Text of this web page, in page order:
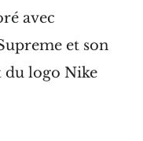
avec
et son
du logo Nike